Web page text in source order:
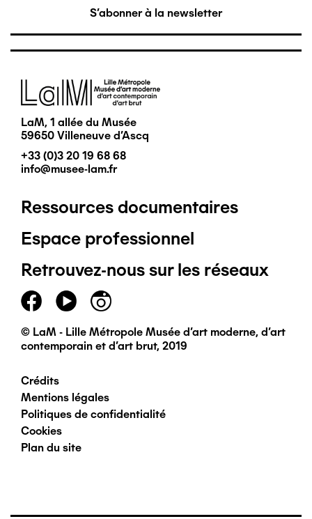
S'abonner à la newsletter
Image
LaM, 1 allée du Musée
59650 Villeneuve d'Ascq
+33 (0)3 20 19 68 68
info@musee-lam.fr
Pied
de
page
principal
Ressources documentaires
Espace professionnel
Retrouvez-nous sur les réseaux
© LaM - Lille Métropole Musée d'art moderne, d'art
contemporain et d'art brut, 2019
Pied
de
page
Crédits
Mentions légales
Politiques de confidentialité
Cookies
Plan du site